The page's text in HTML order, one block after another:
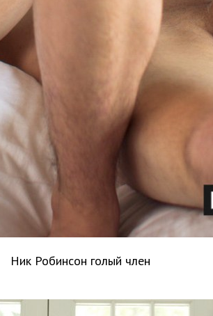
Ник Робинсон голый член